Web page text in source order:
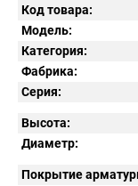
Код товара:
Модель:
Категория:
Фабрика:
Серия:
Высота:
Диаметр:
Покрытие